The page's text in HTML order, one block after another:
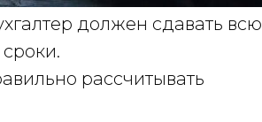
должен сдавать всю
рассчитывать